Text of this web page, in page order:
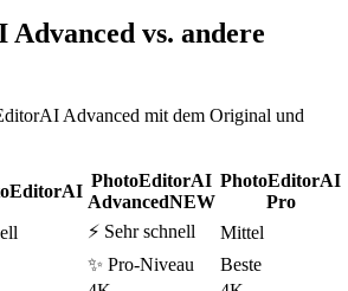
vs. andere
Advanced mit dem Original und
PhotoEditorAI
AdvancedNEW
PhotoEditorAI
Pro
⚡ Sehr schnell
Mittel
✨ Pro-Niveau
Beste